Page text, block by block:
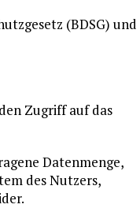
(BDSG) und
Zugriff auf das
Datenmenge,
des Nutzers,